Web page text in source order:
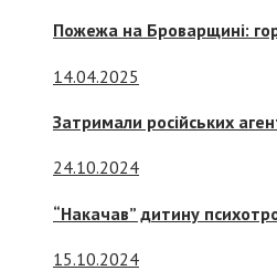
Пожежа на Броварщині:
14.04.2025
Затримали російських
24.10.2024
“Накачав” дитину
15.10.2024